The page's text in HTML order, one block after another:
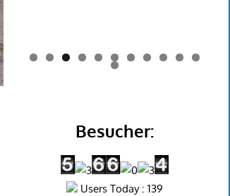
0 1
2
Besucher:
Users Today : 139